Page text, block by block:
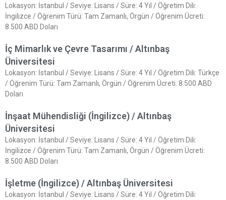
Lokasyon: İstanbul / Seviye: Lisans / Süre: 4 Yıl / Öğretim Dili:
İngilizce / Öğrenim Türü: Tam Zamanlı, Örgün / Öğrenim Ücreti:
8.500 ABD Doları
İç Mimarlık ve Çevre Tasarımı / Altınbaş
Üniversitesi
Lokasyon: İstanbul / Seviye: Lisans / Süre: 4 Yıl / Öğretim Dili: Türkçe
/ Öğrenim Türü: Tam Zamanlı, Örgün / Öğrenim Ücreti: 8.500 ABD
Doları
İnşaat Mühendisliği (İngilizce) / Altınbaş
Üniversitesi
Lokasyon: İstanbul / Seviye: Lisans / Süre: 4 Yıl / Öğretim Dili:
İngilizce / Öğrenim Türü: Tam Zamanlı, Örgün / Öğrenim Ücreti:
8.500 ABD Doları
İşletme (İngilizce) / Altınbaş Üniversitesi
Lokasyon: İstanbul / Seviye: Lisans / Süre: 4 Yıl / Öğretim Dili: